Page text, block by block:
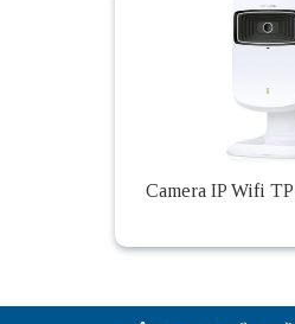
Camera IP Wifi